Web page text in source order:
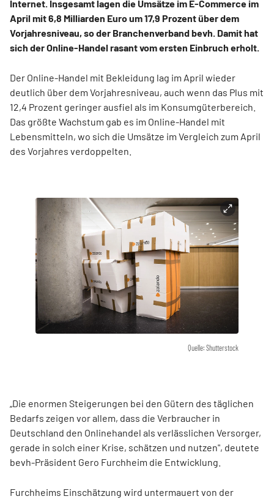
Internet. Insgesamt lagen die Umsätze im E-Commerce im
April mit 6,8 Milliarden Euro um 17,9 Prozent über dem
Vorjahresniveau, so der Branchenverband bevh. Damit hat
sich der Online-Handel rasant vom ersten Einbruch erholt.
Der Online-Handel mit Bekleidung lag im April wieder
deutlich über dem Vorjahresniveau, auch wenn das Plus mit
12,4 Prozent geringer ausfiel als im Konsumgüterbereich.
Das größte Wachstum gab es im Online-Handel mit
Lebensmitteln, wo sich die Umsätze im Vergleich zum April
des Vorjahres verdoppelten.
Quelle: Shutterstock
„Die enormen Steigerungen bei den Gütern des täglichen
Bedarfs zeigen vor allem, dass die Verbraucher in
Deutschland den Onlinehandel als verlässlichen Versorger,
gerade in solch einer Krise, schätzen und nutzen", deutete
bevh-Präsident Gero Furchheim die Entwicklung.
Furchheims Einschätzung wird untermauert von der